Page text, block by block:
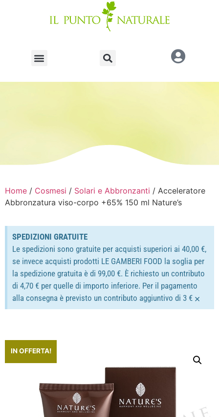
Home / Cosmesi / Solari e Abbronzanti / Acceleratore
Abbronzatura viso-corpo +65% 150 ml Nature’s
SPEDIZIONI GRATUITE
Le spedizioni sono gratuite per acquisti superiori ai 40,00 €,
se invece acquisti prodotti LE GAMBERI FOOD la soglia per
la spedizione gratuita è di 99,00 €. È richiesto un contributo
di 4,70 € per quelle di importo inferiore. Per il pagamento
alla consegna è previsto un contributo aggiuntivo di 3 € ×
IN OFFERTA!